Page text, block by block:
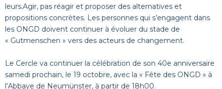
leurs.Agir, pas réagir et proposer des alternatives et
propositions concrètes. Les personnes qui s’engagent dans
les ONGD doivent continuer à évoluer du stade de
« Gutmenschen » vers des acteurs de changement.
Le Cercle va continuer la célébration de son 40e anniversaire
samedi prochain, le 19 octobre, avec la « Fête des ONGD » à
l’Abbaye de Neumünster, à partir de 18h00.